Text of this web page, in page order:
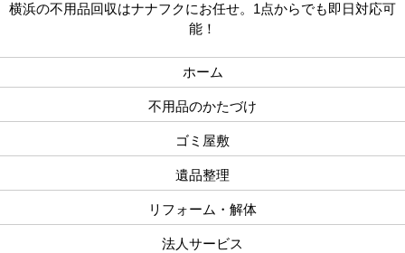
横浜の不用品回収はナナフクにお任せ。1点からでも即日対応可
能！
ホーム
不用品のかたづけ
ゴミ屋敷
遺品整理
リフォーム・解体
法人サービス